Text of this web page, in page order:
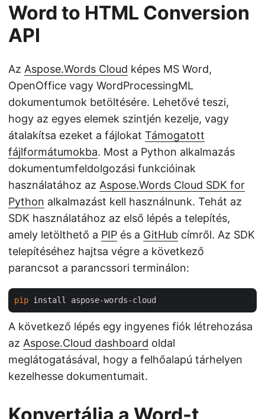
Word to HTML Conversion
API
Az Aspose.Words Cloud képes MS Word,
OpenOffice vagy WordProcessingML
dokumentumok betöltésére. Lehetővé teszi,
hogy az egyes elemek szintjén kezelje, vagy
átalakítsa ezeket a fájlokat Támogatott
fájlformátumokba. Most a Python alkalmazás
dokumentumfeldolgozási funkcióinak
használatához az Aspose.Words Cloud SDK for
Python alkalmazást kell használnunk. Tehát az
SDK használatához az első lépés a telepítés,
amely letölthető a PIP és a GitHub címről. Az SDK
telepítéséhez hajtsa végre a következő
parancsot a parancssori terminálon:
pip
A következő lépés egy ingyenes fiók létrehozása
az Aspose.Cloud dashboard oldal
meglátogatásával, hogy a felhőalapú tárhelyen
kezelhesse dokumentumait.